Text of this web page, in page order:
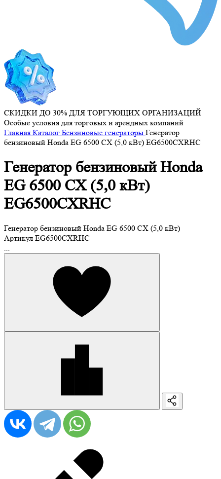
СКИДКИ ДО 30% ДЛЯ ТОРГУЮЩИХ ОРГАНИЗАЦИЙ
Особые условия для торговых и арендных компаний
Главная Каталог Бензиновые генераторы Генератор
бензиновый Honda EG 6500 CX (5,0 кВт) EG6500CXRHC
Генератор бензиновый Honda
EG 6500 CX (5,0 кВт)
EG6500CXRHC
Генератор бензиновый Honda EG 6500 CX (5,0 кВт)
Артикул EG6500CXRHC
...